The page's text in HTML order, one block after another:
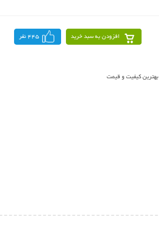
افزودن به سبد خرید 445 نفر
بهترین کیفیت و قیمت